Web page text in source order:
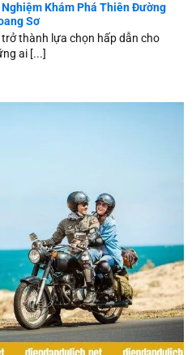
Khám Phá Thiên Đường
Sơ
thành lựa chọn hấp dẫn cho
ai [...]
Đẹp Nhất Việt Nam